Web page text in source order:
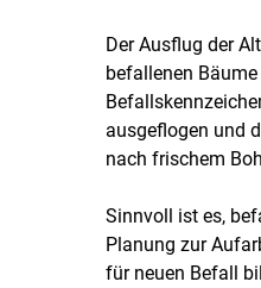
Der Ausflug der
befallenen
ausgeflogen und
nach frischem
Sinnvoll ist es,
Planung zur
für neuen Befall